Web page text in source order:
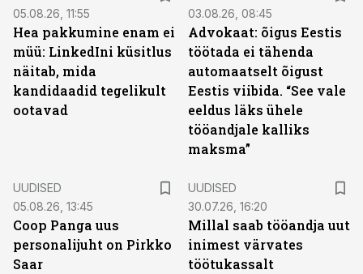
05.08.26, 11:55
Hea pakkumine enam ei
müü: LinkedIni küsitlus
näitab, mida
kandidaadid tegelikult
ootavad
03.08.26, 08:45
Advokaat: õigus Eestis
töötada ei tähenda
automaatselt õigust
Eestis viibida. “See vale
eeldus läks ühele
tööandjale kalliks
maksma”
UUDISED
05.08.26, 13:45
Coop Panga uus
personalijuht on Pirkko
Saar
UUDISED
30.07.26, 16:20
Millal saab tööandja uut
inimest värvates
töötukassalt